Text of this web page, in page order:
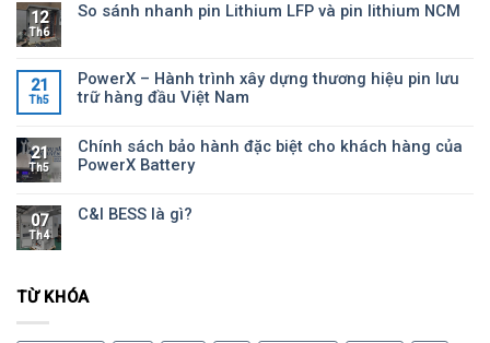
12
Th6
So sánh nhanh pin Lithium LFP và pin lithium NCM
21
Th5
PowerX – Hành trình xây dựng thương hiệu pin lưu
trữ hàng đầu Việt Nam
21
Th5
Chính sách bảo hành đặc biệt cho khách hàng của
PowerX Battery
07
Th4
C&I BESS là gì?
TỪ KHÓA